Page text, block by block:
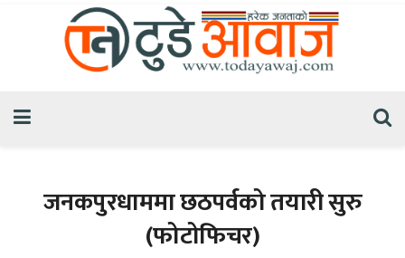
जनकपुरधाममा छठपर्वको तयारी सुरु
(फोटोफिचर)